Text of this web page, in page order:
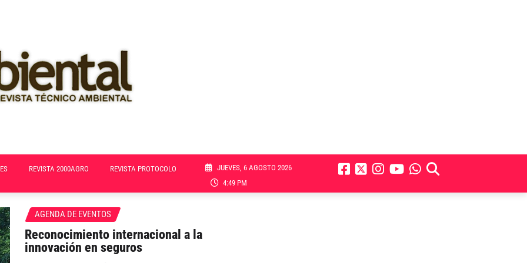
REVISTA 2000AGRO REVISTA PROTOCOLO
JUEVES, 6 AGOSTO 2026
4:49 PM
AGENDA DE EVENTOS
Reconocimiento internacional a la
innovación en seguros